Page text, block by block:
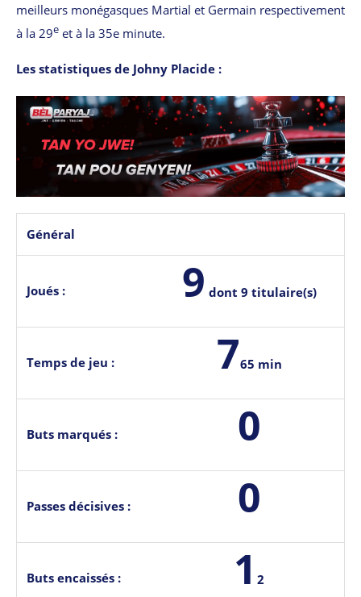
meilleurs monégasques Martial et Germain respectivement
à la 29e et à la 35e minute.
Les statistiques de Johny Placide :
Général
Joués : 9 dont 9 titulaire(s)
Temps de jeu : 765 min
Buts marqués : 0
Passes décisives : 0
Buts encaissés : 1 2